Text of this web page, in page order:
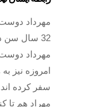
امروزه نیز
سفر کرده
مهراد هم تا